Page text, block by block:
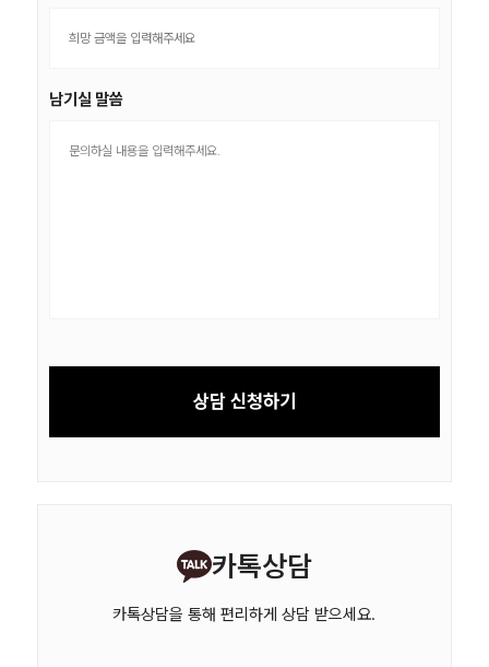
남기실 말씀
상담 신청하기
카톡상담
카톡상담을 통해 편리하게 상담 받으세요.